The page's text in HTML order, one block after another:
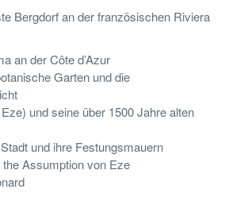
Bergdorf an der französischen Riviera
an der Côte d’Azur
Garten und die
und seine über 1500 Jahre alten
und ihre Festungsmauern
Assumption von Eze